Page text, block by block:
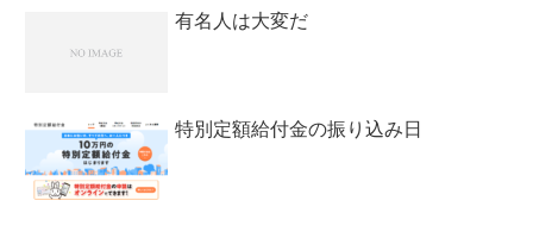
有名人は大変だ
特別定額給付金の振り込み日